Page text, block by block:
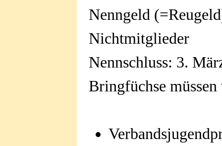
Nenngeld
Nichtmitglieder
Nennschluss: 3.
Bringfüchse